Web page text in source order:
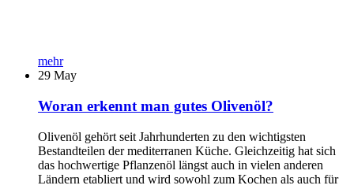
mehr
29 May
Woran erkennt man gutes Olivenöl?
Olivenöl gehört seit Jahrhunderten zu den wichtigsten
Bestandteilen der mediterranen Küche. Gleichzeitig hat sich
das hochwertige Pflanzenöl längst auch in vielen anderen
Ländern etabliert und wird sowohl zum Kochen als auch für